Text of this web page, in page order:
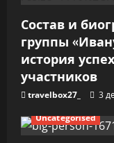
п
и
с
я
м
Состав и
группы
история
участников
travelbox27_ 3
Uncategorised